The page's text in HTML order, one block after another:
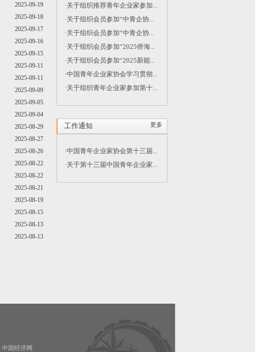
2025-09-19
2025-09-18
2025-09-17
2025-09-16
2025-09-15
2025-09-11
2025-09-11
2025-09-09
2025-09-05
2025-09-04
2025-08-29
2025-08-27
2025-08-26
2025-08-22
2025-08-22
2025-08-21
2025-08-19
2025-08-15
2025-08-13
2025-08-13
·关于组织推荐青年企业家参加...
·关于组织会员参加“中青企协...
·关于组织会员参加“中青企协...
·关于组织会员参加“2025侨海...
·关于组织会员参加“2025新能...
·中国青年企业家协会学习贯彻...
·关于组织青年企业家参加第十...
工作通知 更多
·中国青年企业家协会第十三届...
·关于第十三届中国青年企业家...
中国经济网